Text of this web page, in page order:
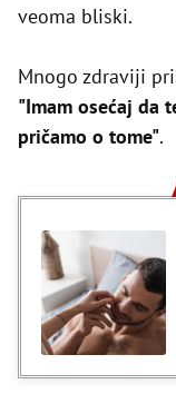
veoma bliski.
Mnogo zdraviji
"Imam osećaj da
pričamo o tome".